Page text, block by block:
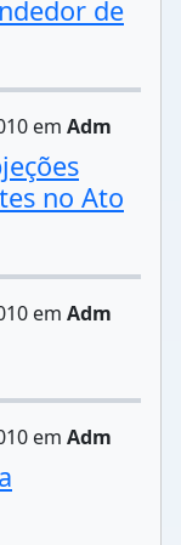
de
em Adm
no Ato
em Adm
em Adm